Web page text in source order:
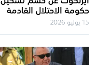
حكومة الاحتلال القادمة
15 يوليو 2026